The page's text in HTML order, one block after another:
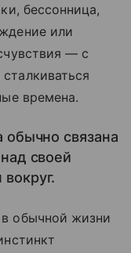
бессонница,
или
— с
времена.
связана
своей
обычной жизни